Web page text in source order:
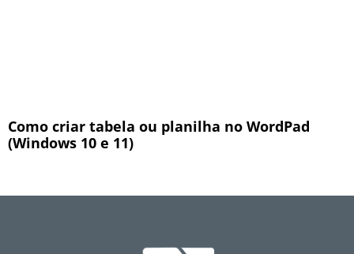
Como criar tabela ou planilha no WordPad
(Windows 10 e 11)